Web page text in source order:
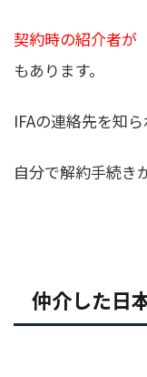
契約時の紹介者が
もあります。
IFAの連絡先を知ら
自分で解約手続き
仲介した日